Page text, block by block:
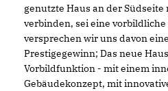
genutzte Haus an der
verbinden, sei eine
versprechen wir uns davon
Prestigegewinn; Das neue
Vorbildfunktion - mit einem
Gebäudekonzept, mit